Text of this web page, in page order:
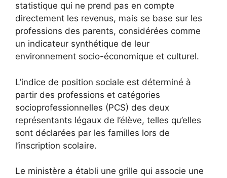
statistique qui ne prend pas en compte
directement les revenus, mais se base sur les
professions des parents, considérées comme
un indicateur synthétique de leur
environnement socio-économique et culturel.
L’indice de position sociale est déterminé à
partir des professions et catégories
socioprofessionnelles (PCS) des deux
représentants légaux de l’élève, telles qu’elles
sont déclarées par les familles lors de
l’inscription scolaire.
Le ministère a établi une grille qui associe une